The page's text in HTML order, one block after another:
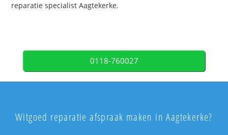
reparatie specialist Aagtekerke.
0118-760027
Witgoed reparatie afspraak maken in Aagtekerke?